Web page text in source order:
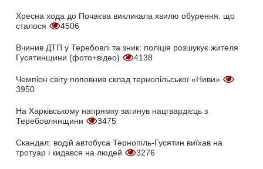
Хресна хода до Почаєва викликала хвилю обурення: що
сталося
4506
Вчинив ДТП у Теребовлі та зник: поліція розшукує жителя
Гусятинщини (фото+відео)
4138
Чемпіон світу поповнив склад тернопільської «Ниви»
3950
На Харківському напрямку загинув нацгвардієць з
Теребовлянщини
3475
Скандал: водій автобуса Тернопіль-Гусятин виїхав на
тротуар і кидався на людей
3276